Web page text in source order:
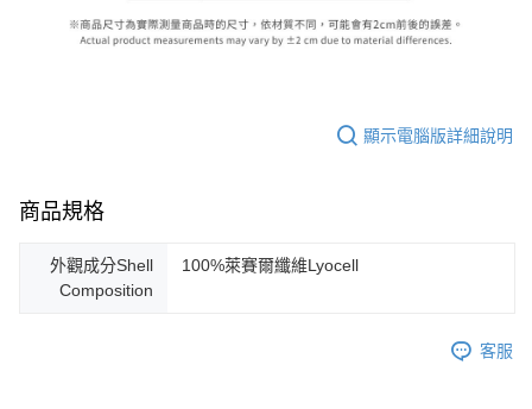
顯示電腦版詳細說明
商品規格
外觀成分Shell
Composition
100%萊賽爾纖維Lyocell
客服